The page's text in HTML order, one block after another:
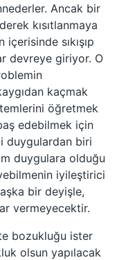
Ancak bir
kısıtlanmaya
sıkışıp
devreye giriyor. O
kaçmak
öğretmek
edebilmek için
duygulardan biri
duygulara olduğu
iyileştirici
bir deyişle,
vermeyecektir.
bozukluğu ister
olsun yapılacak